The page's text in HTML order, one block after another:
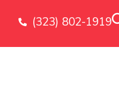
(323) 802-1919